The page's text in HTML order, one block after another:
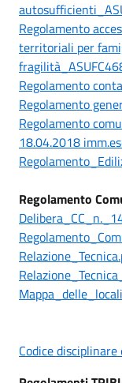
Regolamento
territoriali per
Regolamento
Regolamento
Regolamento
18.04.2018
Regolamento
Codice